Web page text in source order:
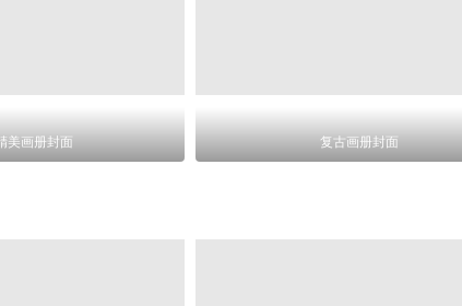
美画册封面 复古画册封面